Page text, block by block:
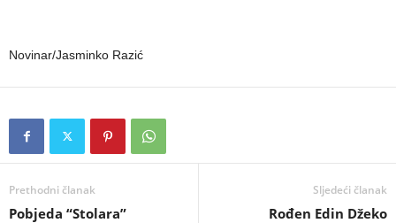
Novinar/Jasminko Razić
Prethodni članak
Pobjeda “Stolara”
Sljedeći članak
Rođen Edin Džeko